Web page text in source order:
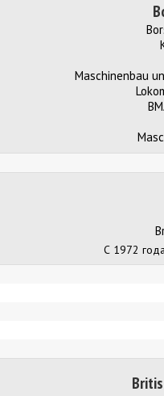
Maschinenbau
С 1972